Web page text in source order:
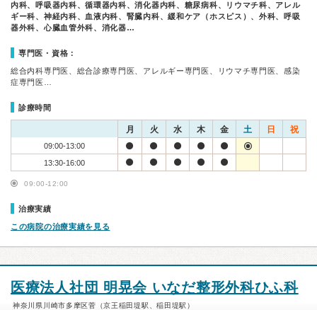
内科、呼吸器内科、循環器内科、消化器内科、糖尿病科、リウマチ科、アレル
ギー科、神経内科、血液内科、腎臓内科、緩和ケア（ホスピス）、外科、呼吸
器外科、心臓血管外科、消化器…
専門医・資格：
総合内科専門医、総合診療専門医、アレルギー専門医、リウマチ専門医、感染
症専門医…
診療時間
月 火 水 木 金 土 日 祝
09:00-13:00
13:30-16:00
09:00-12:00
治療実績
この病院の治療実績を見る
医療法人社団 明晃会 いなだ整形外科ひふ科
神奈川県川崎市多摩区菅（京王稲田堤駅、稲田堤駅）